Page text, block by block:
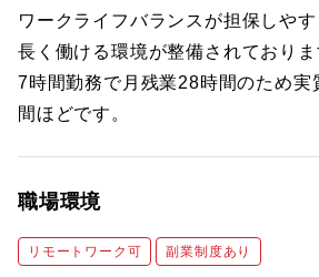
ワークライフバランスが担保しやす
長く働ける環境が整備されておりま
7時間勤務で月残業28時間のため実
間ほどです。
職場環境
リモートワーク可 副業制度あり